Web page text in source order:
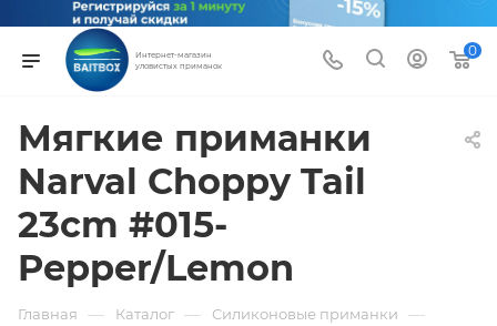
Интернет-магазин
уловистых приманок
0
Мягкие приманки
Narval Choppy Tail
23cm #015-
Pepper/Lemon
Главная — Каталог — Силиконовые приманки —